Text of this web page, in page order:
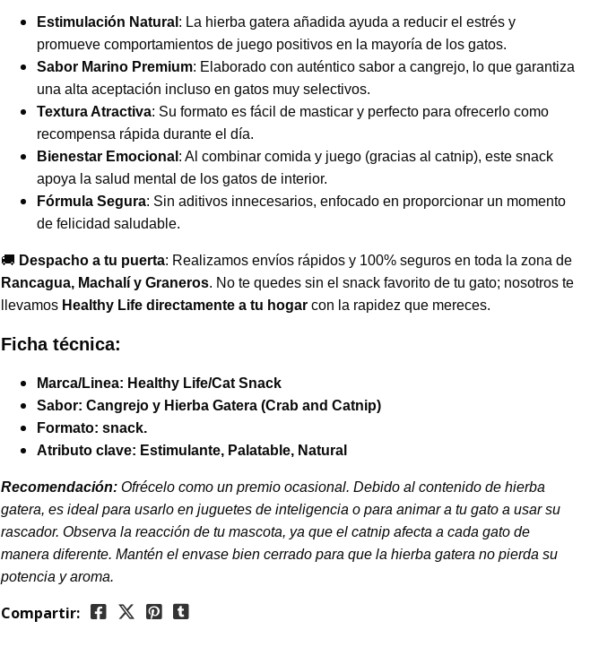
Estimulación Natural : La hierba gatera añadida ayuda a reducir el estrés y
promueve comportamientos de juego positivos en la mayoría de los gatos.
Sabor Marino Premium: Elaborado con auténtico sabor a cangrejo, lo que garantiza
una alta aceptación incluso en gatos muy selectivos.
Textura Atractiva: Su formato es fácil de masticar y perfecto para ofrecerlo como
recompensa rápida durante el día.
Bienestar Emocional : Al combinar comida y juego (gracias al catnip), este snack
apoya la salud mental de los gatos de interior.
Fórmula Segura: Sin aditivos innecesarios, enfocado en proporcionar un momento
de felicidad saludable.
🚚 Despacho a tu puerta: Realizamos envíos rápidos y 100% seguros en toda la zona de
Rancagua, Machalí y Graneros. No te quedes sin el snack favorito de tu gato; nosotros te
llevamos Healthy Life directamente a tu hogar con la rapidez que mereces.
Ficha técnica:
Marca/Linea: Healthy Life/Cat Snack
Sabor: Cangrejo y Hierba Gatera (Crab and Catnip)
Formato: snack.
Atributo clave: Estimulante, Palatable, Natural
Recomendación: Ofrécelo como un premio ocasional. Debido al contenido de hierba
gatera, es ideal para usarlo en juguetes de inteligencia o para animar a tu gato a usar su
rascador. Observa la reacción de tu mascota, ya que el catnip afecta a cada gato de
manera diferente. Mantén el envase bien cerrado para que la hierba gatera no pierda su
potencia y aroma.
Compartir: